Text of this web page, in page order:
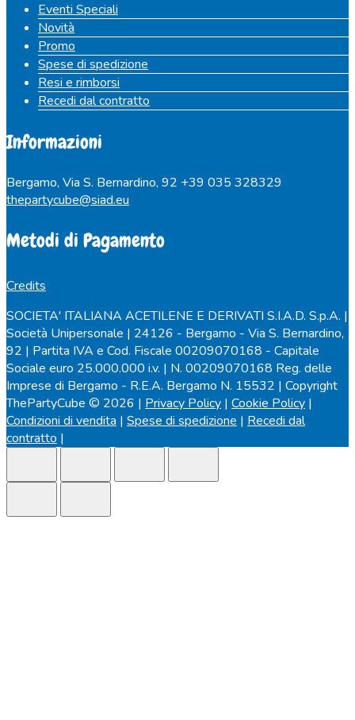
Eventi Speciali
Novità
Promo
Spese di spedizione
Resi e rimborsi
Recedi dal contratto
Informazioni
Bergamo, Via S. Bernardino, 92 +39 035 328329
thepartycube@siad.eu
Metodi di Pagamento
Credits
SOCIETA' ITALIANA ACETILENE E DERIVATI S.I.A.D. S.p.A. |
Società Unipersonale | 24126 - Bergamo - Via S. Bernardino,
92 | Partita IVA e Cod. Fiscale 00209070168 - Capitale
Sociale euro 25.000.000 i.v. | N. 00209070168 Reg. delle
Imprese di Bergamo - R.E.A. Bergamo N. 15532 | Copyright
ThePartyCube © 2026 | Privacy Policy | Cookie Policy |
Condizioni di vendita | Spese di spedizione | Recedi dal
contratto |